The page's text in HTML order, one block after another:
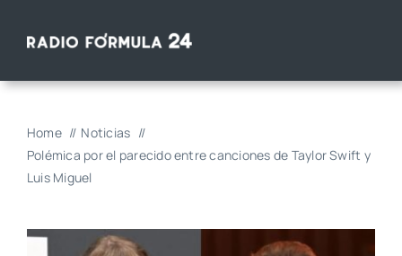
Home
Noticias
Polémica por el parecido entre canciones de Taylor Swift y
Luis Miguel